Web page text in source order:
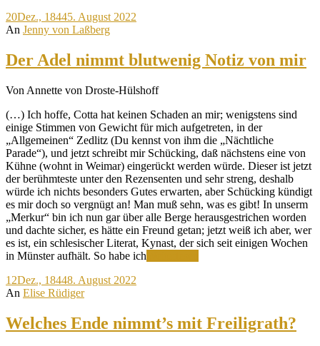
auch
gekauft?
20Dez., 18445. August 2022
An Jenny von Laßberg
Der Adel nimmt blutwenig Notiz von mir
Von Annette von Droste-Hülshoff
(…) Ich hoffe, Cotta hat keinen Schaden an mir; wenigstens sind
einige Stimmen von Gewicht für mich aufgetreten, in der
„Allgemeinen“ Zedlitz (Du kennst von ihm die „Nächtliche
Parade“), und jetzt schreibt mir Schücking, daß nächstens eine von
Kühne (wohnt in Weimar) eingerückt werden würde. Dieser ist jetzt
der berühmteste unter den Rezensenten und sehr streng, deshalb
würde ich nichts besonders Gutes erwarten, aber Schücking kündigt
es mir doch so vergnügt an! Man muß sehn, was es gibt! In unserm
„Merkur“ bin ich nun gar über alle Berge herausgestrichen worden
und dachte sicher, es hätte ein Freund getan; jetzt weiß ich aber, wer
es ist, ein schlesischer Literat, Kynast, der sich seit einigen Wochen
in Münster aufhält. So habe ich
von
mir
12Dez., 18448. August 2022
An Elise Rüdiger
Welches Ende nimmt’s mit Freiligrath?